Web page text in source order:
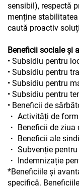
sensibil), respectă
menține
caută proactiv
Beneficii sociale și
• Subsidiu pentru
• Subsidiu pentru
• Subsidiu pentru
• Subsidiu pentru
• Beneficii de
・ Activități de
・ Beneficii de ziua
・ Beneficii ale
・ Subvenție
・ Indemnizație
*Beneficiile și
specifică.